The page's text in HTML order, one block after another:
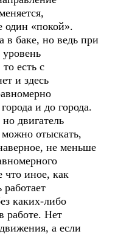
один «покой».
в баке, но ведь при
есть с
и здесь
и до города.
двигатель
отыскать,
не меньше
иное, как
каких-либо
работе. Нет
а если